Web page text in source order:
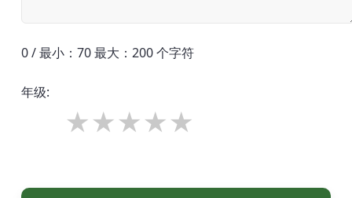
0 / 最小：70 最大：200 个字符
年级: